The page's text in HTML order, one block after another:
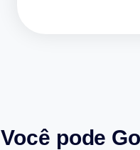
Você pode